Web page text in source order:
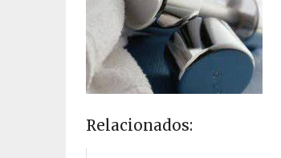
Relacionados: